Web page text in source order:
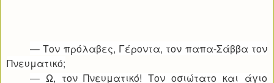
— Τον πρόλαβες, Γέροντα, τον παπα-Σάββα τον
Πνευματικό;
— Ω, τον Πνευματικό! Τον οσιώτατο και άγιο